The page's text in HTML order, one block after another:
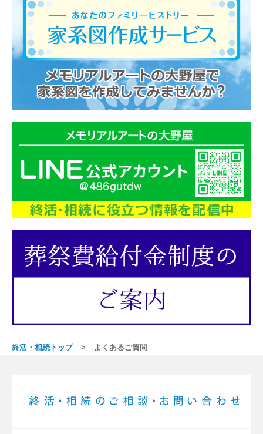
終活・相続トップ よくあるご質問